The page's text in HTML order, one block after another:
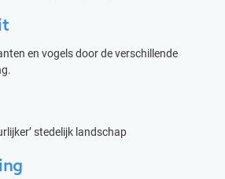
en vogels door de verschillende
stedelijk landschap